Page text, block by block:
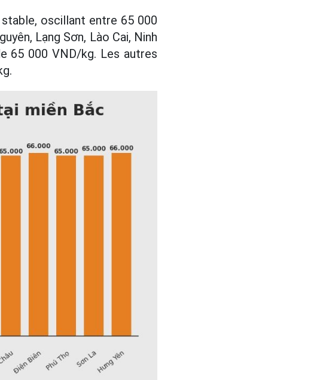
oscillant entre 65 000
Lạng Sơn, Lào Cai, Ninh
65 000 VND/kg. Les autres